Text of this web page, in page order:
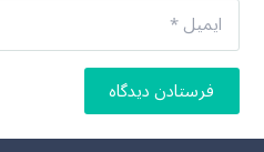
فرستادن دیدگاه